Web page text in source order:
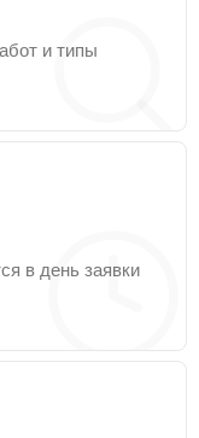
и типы
в день заявки